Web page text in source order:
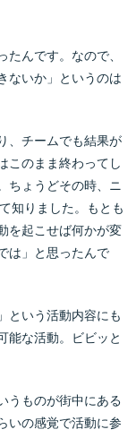
んです。なので、
ないか」というのは
、チームでも結果が
このまま終わってし
ちょうどその時、ニ
知りました。もとも
を起こせば何かが変
は」と思ったんで
という活動内容にも
能な活動。ビビッと
うものが街中にある
いの感覚で活動に参